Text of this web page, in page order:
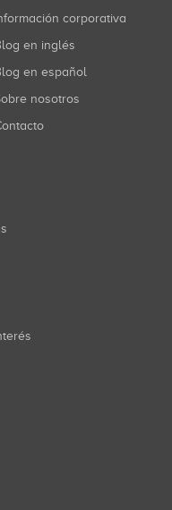
corporativa
Blog en inglés
Blog en español
Sobre nosotros
Contacto